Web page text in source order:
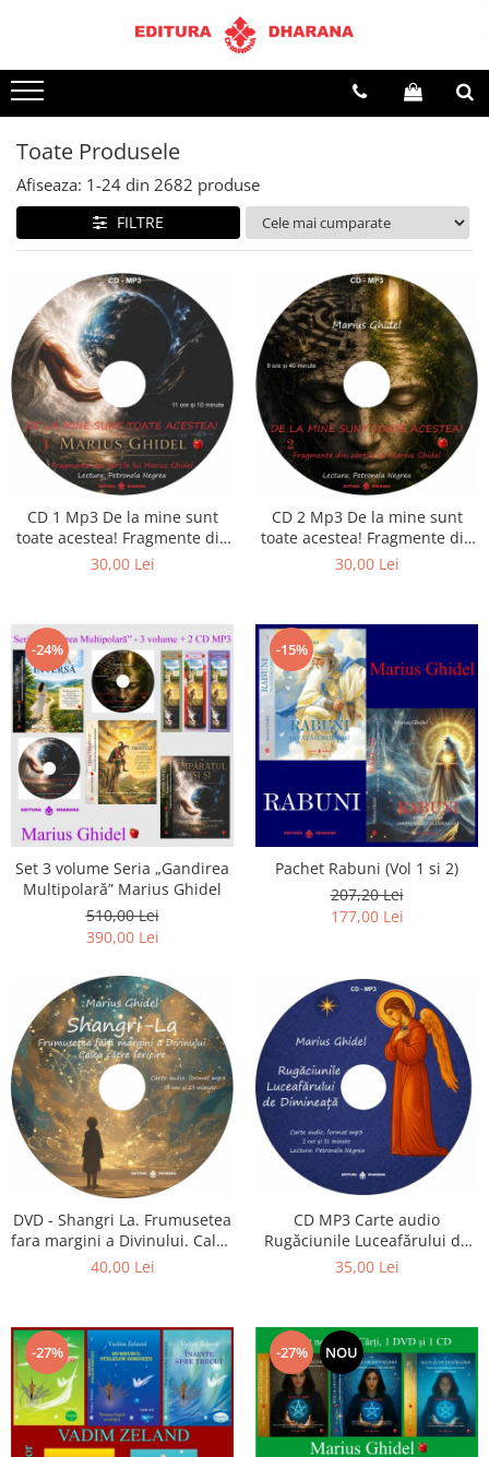
Terapii
Dietoterapie
Toate Produsele
Afiseaza: 1-24 din 2682 produse
FILTRE
CD 1 Mp3 De la mine sunt
toate acestea! Fragmente din
cărțile lui Marius Ghidel
30,00 Lei
CD 2 Mp3 De la mine sunt
toate acestea! Fragmente din
cărțile lui Marius Ghidel
30,00 Lei
-24%
Set 3 volume Seria „Gandirea
Multipolară” Marius Ghidel
510,00 Lei
390,00 Lei
-15%
Pachet Rabuni (Vol 1 si 2)
207,20 Lei
177,00 Lei
DVD - Shangri La. Frumusetea
fara margini a Divinului. Calea
catre fericire
40,00 Lei
CD MP3 Carte audio
Rugăciunile Luceafărului de
dimineață
35,00 Lei
-27% -27% NOU